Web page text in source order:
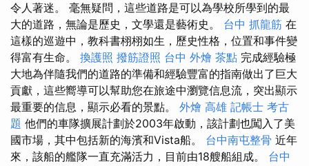
令人著迷。 毫無疑問，這些道路是可以為學校所學到的最
大的道路，無論是歷史，文學還是藝術史。 台中 抓龍筋 在
這樣的巡遊中，教科書栩栩如生，歷史性格，位置和事件變
得富有生命。 換護照 撥筋證照 台中 外燴 茶點 完成經驗極
大地為伴隨我們的道路的準備和經驗豐富的指南做出了巨大
貢獻，這些嚮導可以幫助您在旅途中瀏覽信息流，突出顯示
最重要的信息，顯示必看的景點。 外燴 高雄 記帳士 考古
題 他們的車隊擴展計劃於2003年啟動，該計劃也闖入了美
國市場，其中包括新的海濱和Vista船。 台中南屯整骨 近年
來，該船的艦隊一直充滿活力，目前由18艘船組成。 台中